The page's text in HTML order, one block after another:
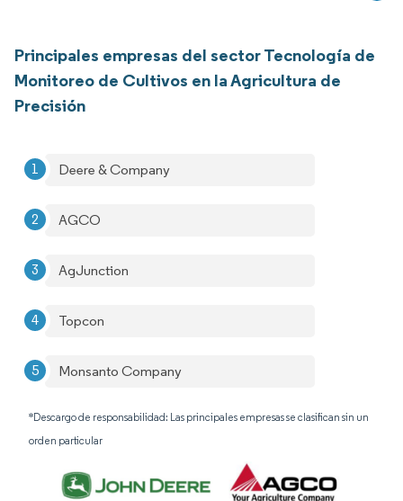
Principales empresas del sector Tecnología de
Monitoreo de Cultivos en la Agricultura de
Precisión
Deere & Company
AGCO
AgJunction
Topcon
Monsanto Company
*Descargo de responsabilidad: Las principales empresas se clasifican sin un
orden particular